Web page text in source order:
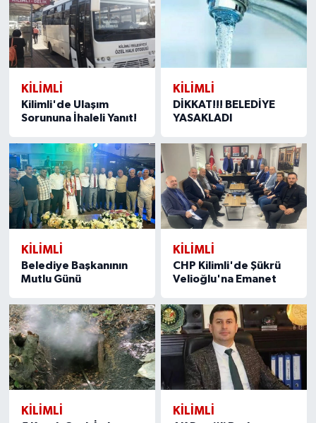
KILIMLI
Kilimli'de Ulaşım
Sorununa İhaleli Yanıt!
KILIMLI
DİKKAT!!! BELEDİYE
YASAKLADI
KILIMLI
Belediye Başkanının
Mutlu Günü
KILIMLI
CHP Kilimli'de Şükrü
Velioğlu'na Emanet
KILIMLI KILIMLI